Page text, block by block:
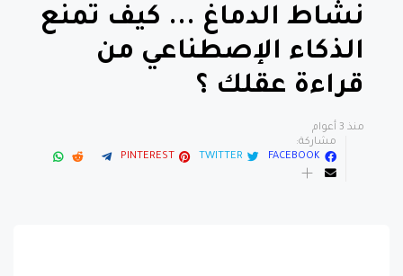
نشاط الدماغ ... كيف تمنع
الذكاء الإصطناعي من
قراءة عقلك ؟
منذ 3 أعوام
مشاركة:
FACEBOOK
TWITTER
PINTEREST